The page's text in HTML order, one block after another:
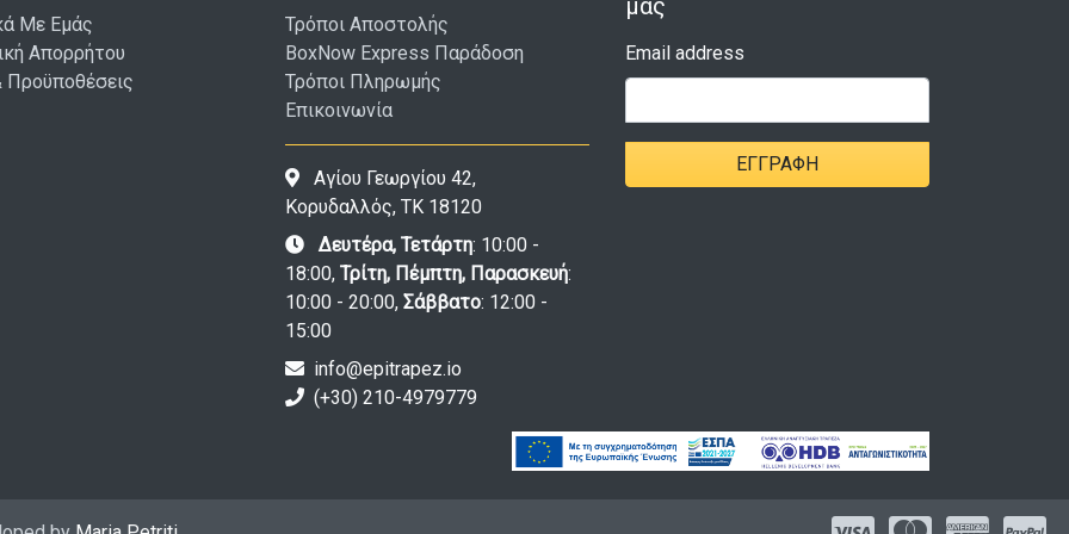
Με Εμάς
Απορρήτου
Προϋποθέσεις
Τρόποι Αποστολής
BoxNow Express Παράδοση
Τρόποι Πληρωμής
Επικοινωνία
Αγίου Γεωργίου 42,
Κορυδαλλός, ΤΚ 18120
Δευτέρα, Τετάρτη: 10:00 -
18:00, Τρίτη, Πέμπτη, Παρασκευή:
10:00 - 20:00, Σάββατο: 12:00 -
15:00
info@epitrapez.io
(+30) 210-4979779
μας
Email address
ΕΓΓΡΑΦΉ